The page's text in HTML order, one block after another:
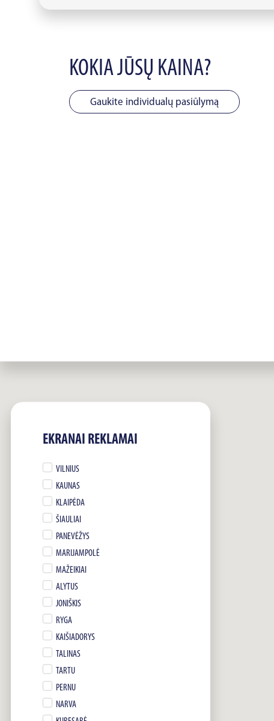
KOKIA JŪSŲ KAINA?
Gaukite individualų pasiūlymą
EKRANAI REKLAMAI
VILNIUS
KAUNAS
KLAIPĖDA
ŠIAULIAI
PANEVĖŽYS
MARIJAMPOLĖ
MAŽEIKIAI
ALYTUS
JONIŠKIS
RYGA
KAIŠIADORYS
TALINAS
TARTU
PERNU
NARVA